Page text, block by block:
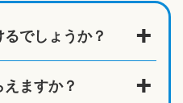
でしょうか？
ますか？